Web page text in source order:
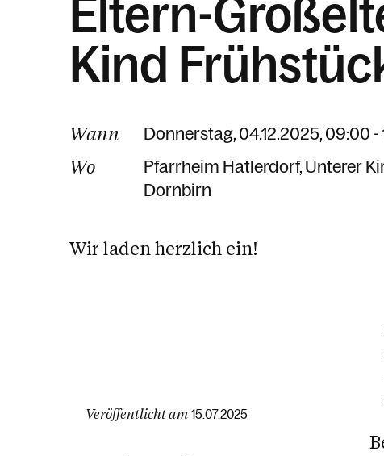
Eltern-
Kind
Wann Donnerstag, 04.12.2025, 09:00 -
Wo Pfarrheim Hatlerdorf Unterer
Dornbirn
Wir laden herzlich ein!
Veröffentlicht am 15.07.2025